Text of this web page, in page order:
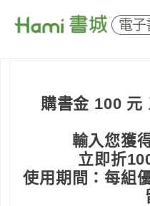
電子
購書金 100 元
輸入您獲
立即折
使用期間：每組